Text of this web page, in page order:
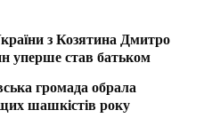
з Козятина Дмитро
уперше став батьком
громада обрала
шашкістів року